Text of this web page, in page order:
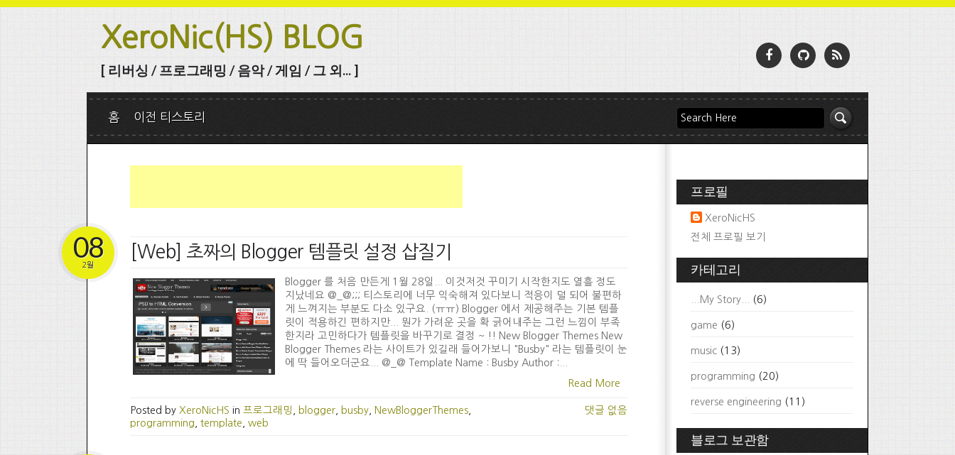
XeroNic(HS) BLOG
[ 리버싱 / 프로그래밍 / 음악 / 게임 / 그 외... ]
홈 이전 티스토리
[Web] 초짜의 Blogger 템플릿 설정 삽질기
08
2월
Blogger 를 처음 만든게 1월 28일... 이것저것 꾸미기 시작한지도 열흘 정도
지났네요 @_@;;; 티스토리에 너무 익숙해져 있다보니 적응이 덜 되어 불편하
게 느껴지는 부분도 다소 있구요. (ㅠㅠ) Blogger 에서 제공해주는 기본 템플
릿이 적용하긴 편하지만... 뭔가 가려운 곳을 확 긁어내주는 그런 느낌이 부족
한지라 고민하다가 템플릿을 바꾸기로 결정 ~ !! New Blogger Themes New
Blogger Themes 라는 사이트가 있길래 들어가보니 "Busby" 라는 템플릿이 눈
에 딱 들어오더군요... @_@ Template Name : Busby Author :...
Read More
Posted by XeroNicHS in 프로그래밍 blogger busby NewBloggerThemes
programming
template web
댓글 없음
프로필
XeroNicHS
전체 프로필 보기
카테고리
...My Story... (6)
game (6)
music (13)
programming (20)
reverse engineering (11)
블로그 보관함